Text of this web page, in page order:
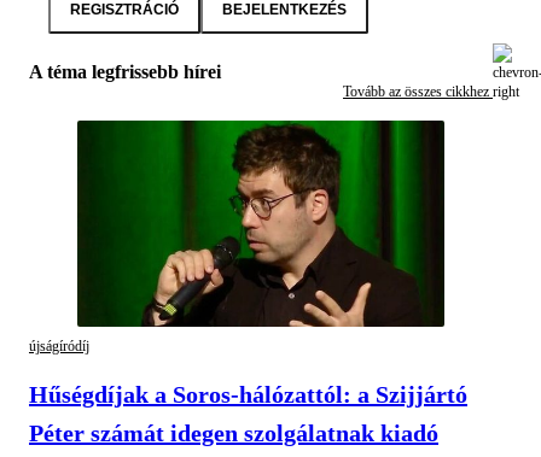
REGISZTRÁCIÓ BEJELENTKEZÉS
A téma legfrissebb hírei
Tovább az összes cikkhez
újságíródíj
Hűségdíjak a Soros-hálózattól: a Szijjártó
Péter számát idegen szolgálatnak kiadó